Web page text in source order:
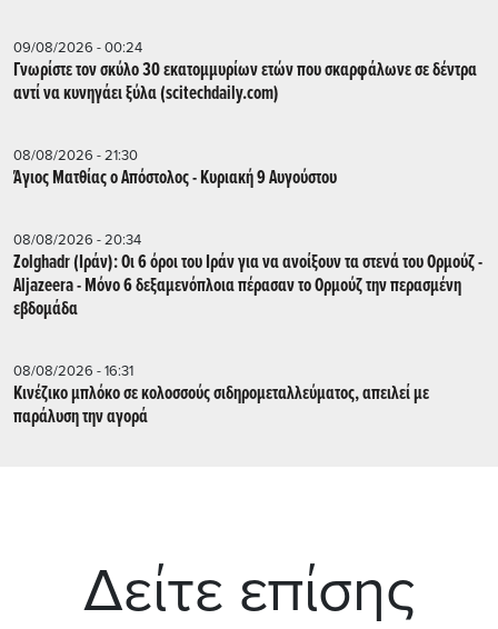
09/08/2026 - 00:24
Γνωρίστε τον σκύλο 30 εκατομμυρίων ετών που σκαρφάλωνε σε δέντρα
αντί να κυνηγάει ξύλα (scitechdaily.com)
08/08/2026 - 21:30
Άγιος Ματθίας ο Απόστολος - Κυριακή 9 Αυγούστου
08/08/2026 - 20:34
Zolghadr (Ιράν): Οι 6 όροι του Ιράν για να ανοίξουν τα στενά του Ορμούζ -
Aljazeera - Mόνο 6 δεξαμενόπλοια πέρασαν το Ορμούζ την περασμένη
εβδομάδα
08/08/2026 - 16:31
Κινέζικο μπλόκο σε κολοσσούς σιδηρομεταλλεύματος, απειλεί με
παράλυση την αγορά
Δείτε επίσης